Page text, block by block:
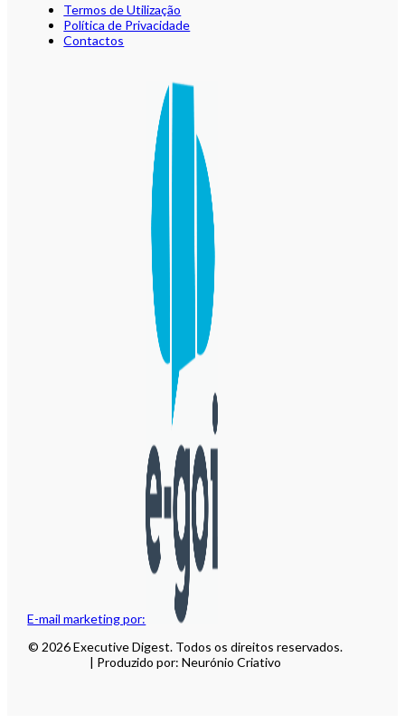
E-mail marketing por:
Termos de Utilização
Política de Privacidade
Contactos
© 2026 Executive Digest. Todos os direitos reservados.
| Produzido por: Neurónio Criativo